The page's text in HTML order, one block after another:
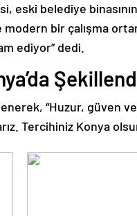
eski belediye
bir çalışma
ediyor” dedi.
“Huzur, güven
Tercihiniz Konya